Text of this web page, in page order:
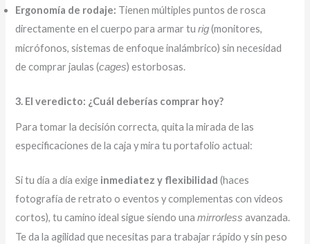
Ergonomía de rodaje: Tienen múltiples puntos de rosca
directamente en el cuerpo para armar turig(monitores,
micrófonos, sistemas de enfoque inalámbrico) sin necesidad
de comprar jaulas (cages) estorbosas.
3. El veredicto: ¿Cuál deberías comprar hoy?
Para tomar la decisión correcta, quita la mirada de las
especificaciones de la caja y mira tu portafolio actual:
Si tu día a día exige inmediatez y flexibilidad (haces
fotografía de retrato o eventos y complementas con videos
cortos), tu camino ideal sigue siendo unamirrorless avanzada.
Te da la agilidad que necesitas para trabajar rápido y sin peso